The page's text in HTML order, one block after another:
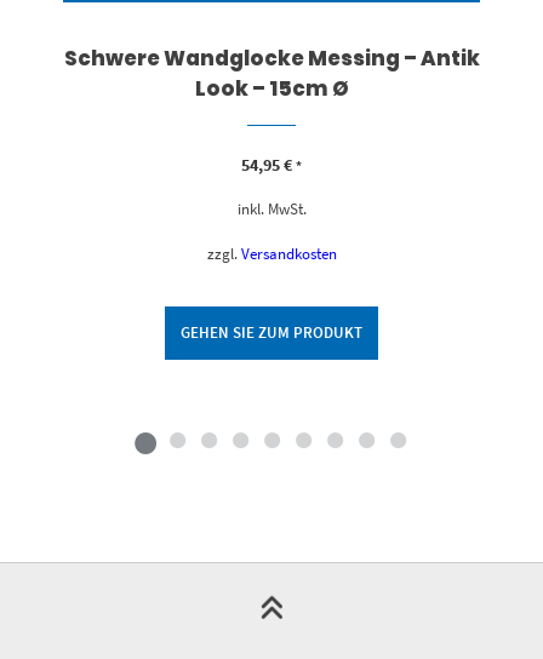
Schwere Wandglocke Messing – Antik
Look – 15cm Ø
54,95€ *
inkl. MwSt.
zzgl. Versandkosten
GEHEN SIE ZUM PRODUKT